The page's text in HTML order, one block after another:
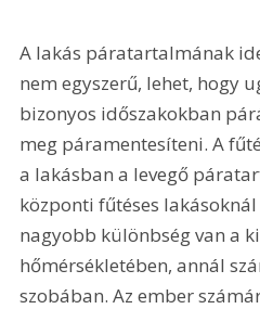
A lakás páratartalmának
nem egyszerű, lehet, hogy
bizonyos időszakokban
meg páramentesíteni. A
a lakásban a levegő
központi fűtéses
nagyobb különbség van a
hőmérsékletében, annál
szobában. Az ember